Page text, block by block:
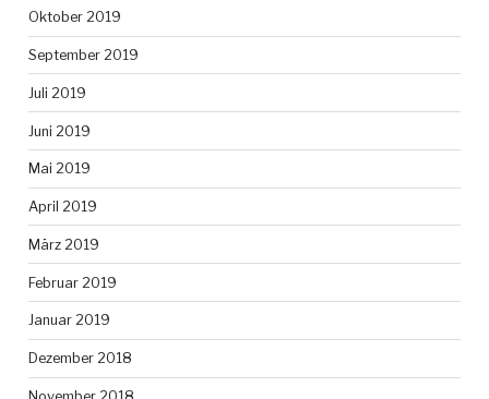
Oktober 2019
September 2019
Juli 2019
Juni 2019
Mai 2019
April 2019
März 2019
Februar 2019
Januar 2019
Dezember 2018